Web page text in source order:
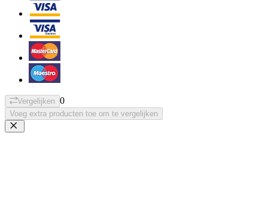
Vergelijken 0
Voeg extra producten toe om te vergelijken